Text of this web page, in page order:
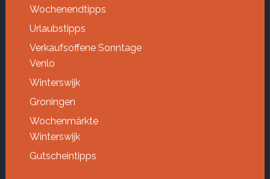
Wochenendtipps
Urlaubstipps
Verkaufsoffene Sonntage
Venlo
Winterswijk
Groningen
Wochenmärkte
Winterswijk
Gutscheintipps